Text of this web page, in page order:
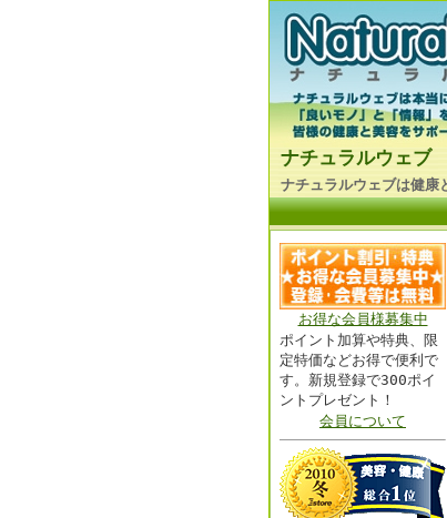
ナチュラルウェブ
ナチュラルウェブは健康
お得な会員様募集中
ポイント加算や特典、限
定特価などお得で便利で
す。新規登録で300ポイ
ントプレゼント！
会員について